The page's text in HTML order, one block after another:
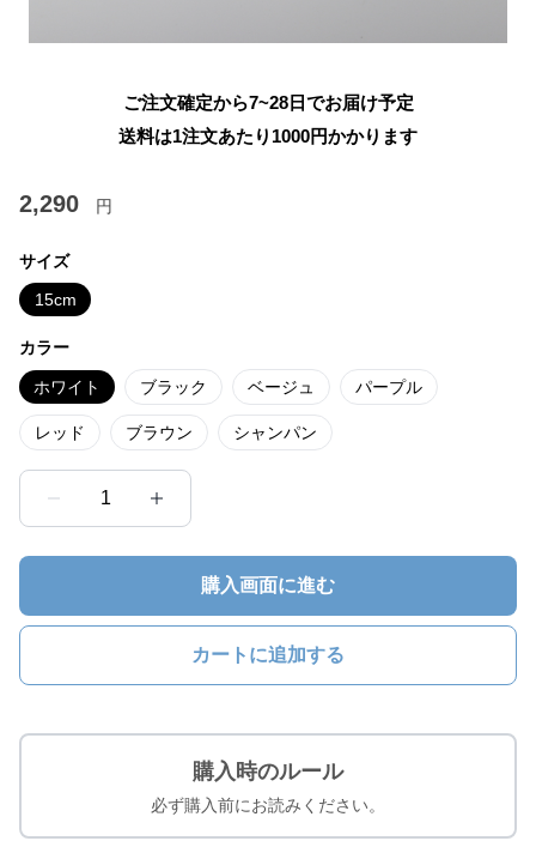
ご注文確定から7~28日でお届け予定
送料は1注文あたり 1000円かかります
2,290 円
サイズ
15cm
カラー
ホワイト ブラック ベージュ パープル
レッド ブラウン シャンパン
1
購入画面に進む
カートに追加する
購入時のルール
必ず購入前にお読みください。